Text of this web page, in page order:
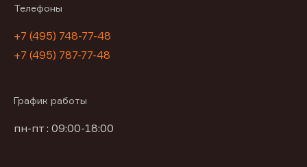
Телефоны
+7 (495) 748-77-48
+7 (495) 787-77-48
График работы
пн-пт : 09:00-18:00